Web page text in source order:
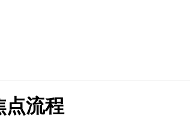
点流程